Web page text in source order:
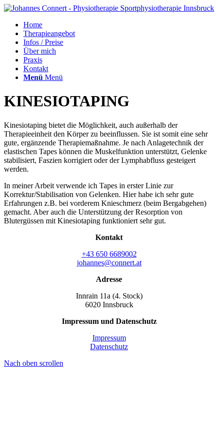
Home
Therapieangebot
Infos / Preise
Über mich
Praxis
Kontakt
Menü Menü
KINESIOTAPING
Kinesiotaping bietet die Möglichkeit, auch außerhalb der
Therapieeinheit den Körper zu beeinflussen. Sie ist somit eine sehr
gute, ergänzende Therapiemaßnahme. Je nach Anlagetechnik der
elastischen Tapes können die Muskelfunktion unterstützt, Gelenke
stabilisiert, Faszien korrigiert oder der Lymphabfluss gesteigert
werden.
In meiner Arbeit verwende ich Tapes in erster Linie zur
Korrektur/Stabilisation von Gelenken. Hier habe ich sehr gute
Erfahrungen z.B. bei vorderem Knieschmerz (beim Bergabgehen)
gemacht. Aber auch die Unterstützung der Resorption von
Blutergüssen mit Kinesiotaping funktioniert sehr gut.
Kontakt
+43 650 6689002
johannes@connert.at
Adresse
Innrain 11a (4. Stock)
6020 Innsbruck
Impressum und Datenschutz
Impressum
Datenschutz
Nach oben scrollen